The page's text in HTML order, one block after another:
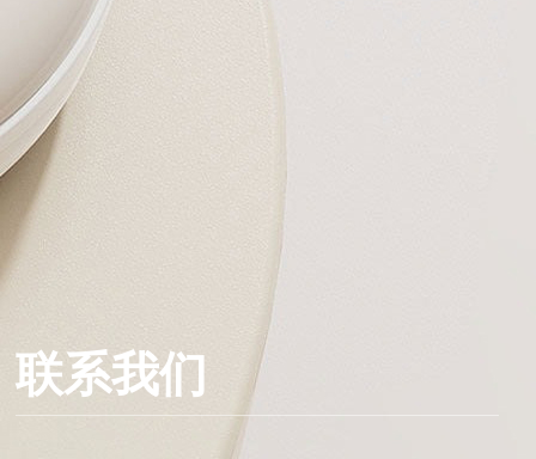
联系我们
企业认定
知识产权
联系我们